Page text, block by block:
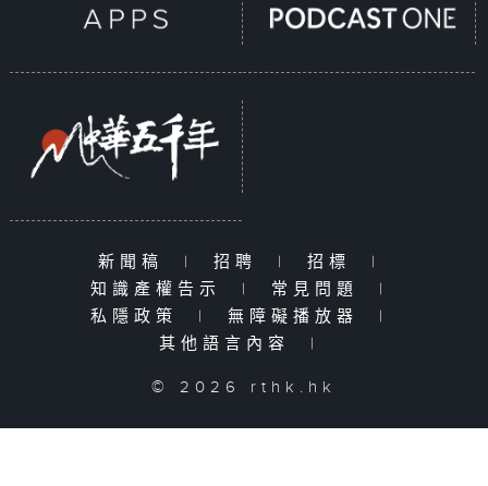
新聞稿 | 招聘 | 招標
|
知識產權告示
| 常見問題
|
私隱政策
| 無障礙播放器
|
其他語言內容
|
© 2026 rthk.hk